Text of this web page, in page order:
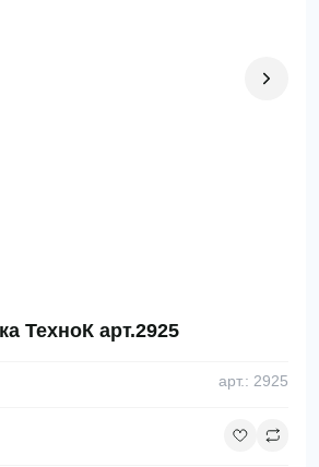
ТехноК арт.2925
арт.: 2925